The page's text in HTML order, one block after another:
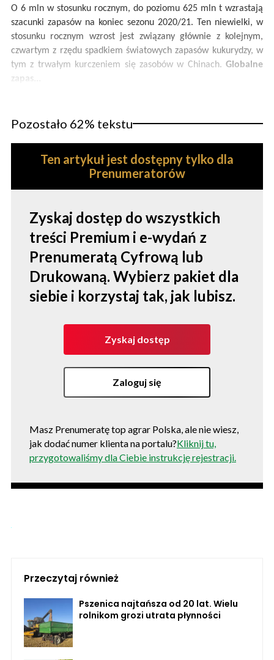
O 6 mln w stosunku rocznym, do poziomu 625 mln t wzrastają
szacunki zapasów na koniec sezonu 2020/21. Ten niewielki, w
stosunku rocznym wzrost jest związany głównie z kolejnym,
czwartym z rzędu spadkiem światowych zapasów kukurydzy, w
tym z trwałym kurczeniem się zasobów w Chinach. Globalne
zapas...
Pozostało 62% tekstu
Ten artykuł jest dostępny tylko dla
Prenumeratorów
Zyskaj dostęp do wszystkich
treści Premium i e-wydań z
Prenumeratą Cyfrową lub
Drukowaną. Wybierz pakiet dla
siebie i korzystaj tak, jak lubisz.
Zyskaj dostęp
Zaloguj się
Masz Prenumeratę top agrar Polska, ale nie wiesz,
jak dodać numer klienta na portalu?Kliknij tu,
przygotowaliśmy dla Ciebie instrukcję rejestracji.
Przeczytaj również
Pszenica najtańsza od 20 lat. Wielu
rolnikom grozi utrata płynności